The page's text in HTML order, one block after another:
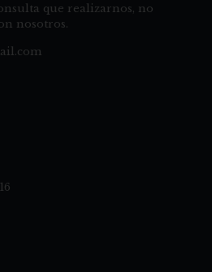
que realizarnos, no
nosotros.